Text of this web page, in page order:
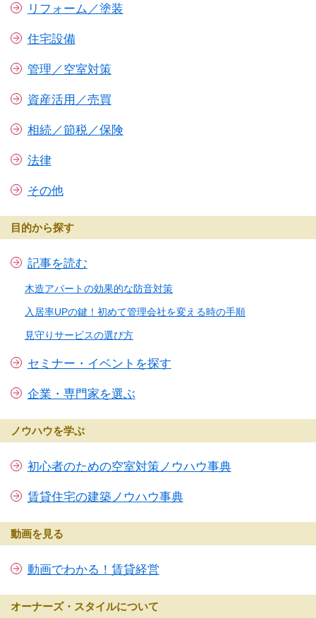
リフォーム／塗装
住宅設備
管理／空室対策
資産活用／売買
相続／節税／保険
法律
その他
目的から探す
記事を読む
木造アパートの効果的な防音対策
入居率UPの鍵！初めて管理会社を変える時の手順
見守りサービスの選び方
セミナー・イベントを探す
企業・専門家を選ぶ
ノウハウを学ぶ
初心者のための空室対策ノウハウ事典
賃貸住宅の建築ノウハウ事典
動画を見る
動画でわかる！賃貸経営
オーナーズ・スタイルについて